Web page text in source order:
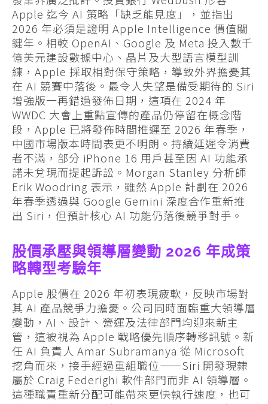
Apple 迄今 AI 策略「缺乏能見度」，並指出
2026 年必須是證明 Apple Intelligence 價值關
鍵年。相較 OpenAI、Google 及 Meta 投入數千
億美元建設數據中心、晶片及大型語言模型訓
練，Apple 採取相對保守策略，導致外界擔憂其
在 AI 競賽中落後。最令人失望是備受期待的 Siri
增強版一再錯過發佈日期，這項在 2024 年
WWDC 大會上重點宣傳的產品仍停留在概念階
段，Apple 已將發佈時間推遲至 2026 年春季，
中國市場版本時間表更不明朗。持續延遲令消費
者不滿，部分 iPhone 16 用戶甚至因 AI 功能承
諾未兌現而提起訴訟。Morgan Stanley 分析師
Erik Woodring 表示，雖然 Apple 計劃在 2026
年春季透過與 Google Gemini 深度合作重新推
出 Siri，但預計核心 AI 功能仍落後競爭對手。
股價承壓與領導層變動 2026 年成策
略轉型考驗年
Apple 股價在 2026 年初表現疲軟，反映市場對
其 AI 產品競爭力擔憂。公司同時面臨重大領導層
變動，AI、設計、營運及法律部門均迎來新主
管，這被視為 Apple 戰略優先順序轉移訊號。新
任 AI 負責人 Amar Subramanya 從 Microsoft
挖角而來，接手經過重組職位——Siri 開發現隸
屬於 Craig Federighi 軟件部門而非 AI 領導層。
這種職責重新分配可能帶來更快執行速度，也可